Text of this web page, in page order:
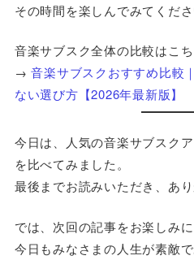
その時間を楽しんでみてくださ
音楽サブスク全体の比較はこち
→音楽サブスクおすすめ比較
ない選び方【2026年最新版】
今日は、人気の音楽サブスク
を比べてみました。
最後までお読みいただき、あり
では、次回の記事をお楽しみに
今日もみなさまの人生が素敵